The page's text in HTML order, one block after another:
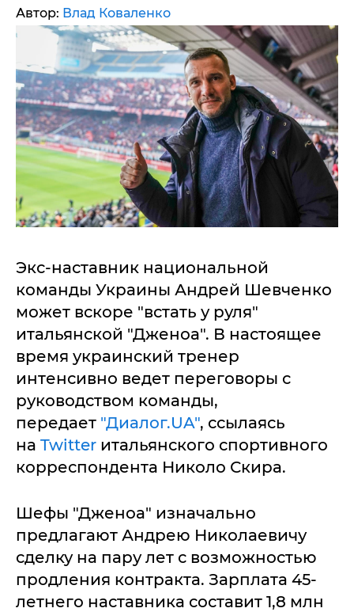
Автор: Влад Коваленко
Экс-наставник национальной
команды Украины Андрей Шевченко
может вскоре "встать у руля"
итальянской "Дженоа". В настоящее
время украинский тренер
интенсивно ведет переговоры с
руководством команды,
передает "Диалог.UA", ссылаясь
на Twitter итальянского спортивного
корреспондента Николо Скира.
Шефы "Дженоа" изначально
предлагают Андрею Николаевичу
сделку на пару лет с возможностью
продления контракта. Зарплата 45-
летнего наставника составит 1,8 млн